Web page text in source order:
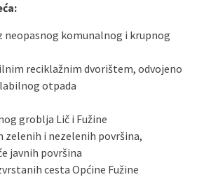
neopasnog komunalnog i krupnog
reciklažnim dvorištem, odvojeno
otpada
groblja Lič i Fužine
zelenih i nezelenih površina,
javnih površina
cesta Općine Fužine